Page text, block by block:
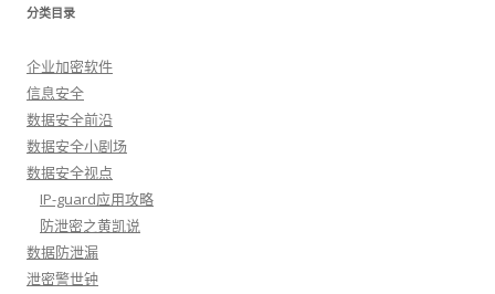
分类目录
企业加密软件
信息安全
数据安全前沿
数据安全小剧场
数据安全视点
IP-guard应用攻略
防泄密之黄凯说
数据防泄漏
泄密警世钟